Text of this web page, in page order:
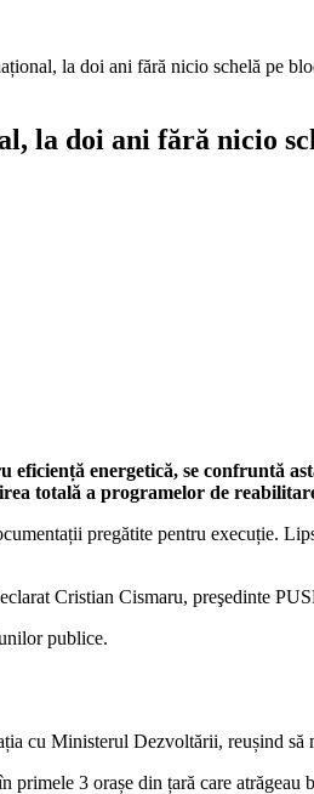
la doi ani fără nicio schelă pe
la doi ani fără nicio
energetică, se confruntă
totală a programelor de
pregătite pentru execuție.
Cristian Cismaru, preşedinte
publice.
cu Ministerul Dezvoltării, reușind
3 orașe din țară care